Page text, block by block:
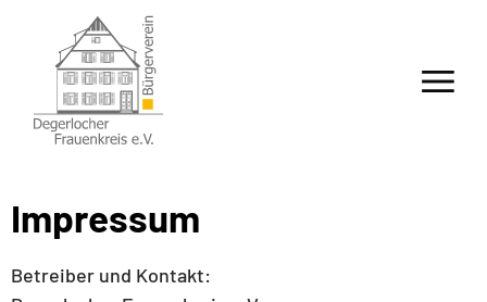
Impressum
Betreiber und Kontakt: